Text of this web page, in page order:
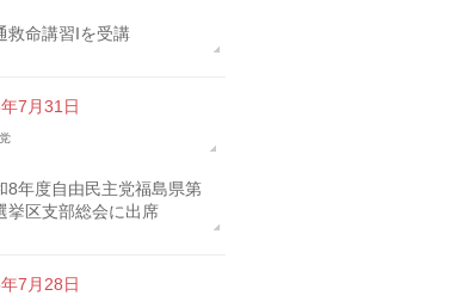
救命講習Iを受講
7月31日
8年度自由民主党福島県第
挙区支部総会に出席
7月28日